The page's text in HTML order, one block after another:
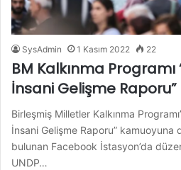
SysAdmin 1 Kasım 2022 22
BM Kalkınma Programı
İnsani Gelişme Raporu”
Birleşmiş Milletler Kalkınma
İnsani Gelişme Raporu” kamuoyuna
bulunan Facebook İstasyon’da
UNDP…